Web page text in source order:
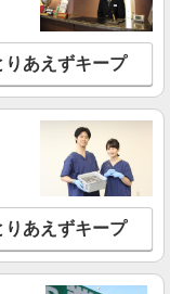
より昇給あり ※残業
ショッピングモール
いただきます。 ※勤
により異なります
可能な範囲で決定し
ありません。
詳細を見る
円 （勤務曜日・時間
曜の17時以降、また
りあえずキープ
りあえずキープ